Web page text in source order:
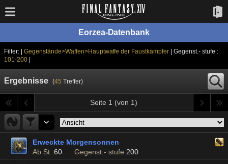
Eorzea-Datenbank
Filter: | Gegenstände>Waffen>Hauptwaffe der Faustkämpfer
| Gegenst.- stufe :
101-200|
Ergebnisse (45 Treffer)
Seite 1 (von 1)
Erweckte Morgensonnen
Ab St. 60 Gegenst.- stufe 200